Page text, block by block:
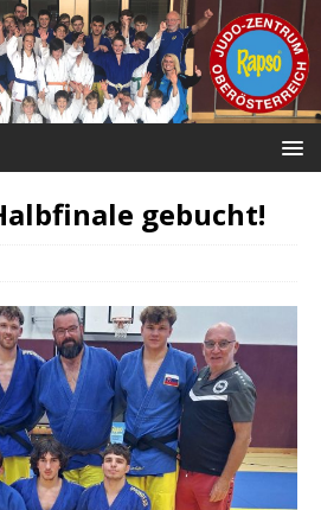
gebucht!